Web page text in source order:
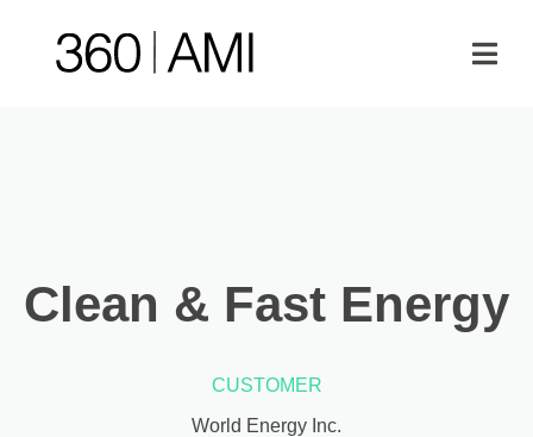
Clean & Fast Energy
CUSTOMER
World Energy Inc.